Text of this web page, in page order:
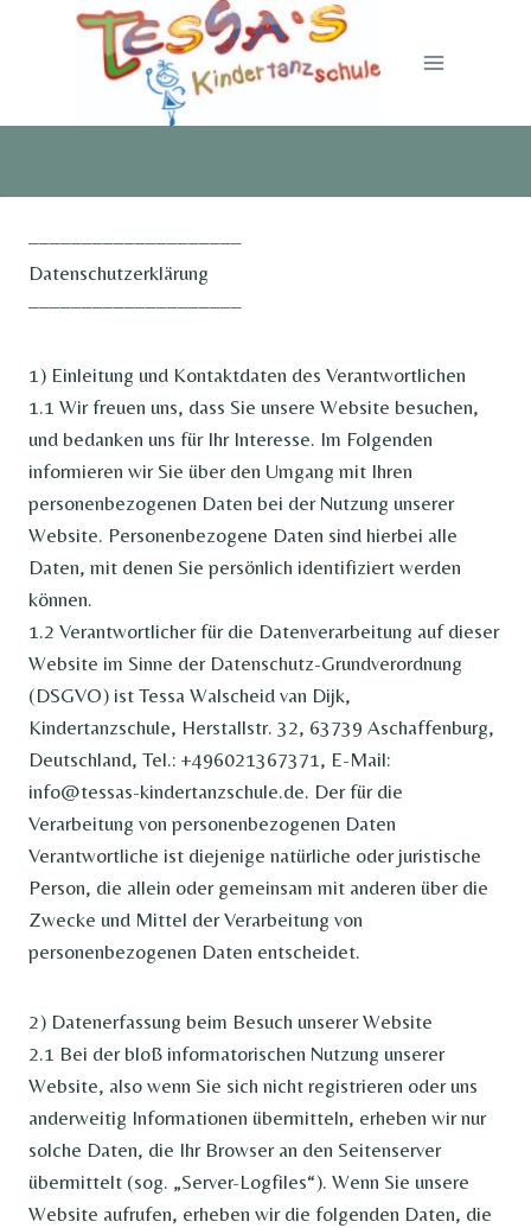
––––––––––––––––––––
Datenschutzerklärung
––––––––––––––––––––
1) Einleitung und Kontaktdaten des Verantwortlichen
1.1 Wir freuen uns, dass Sie unsere Website besuchen,
und bedanken uns für Ihr Interesse. Im Folgenden
informieren wir Sie über den Umgang mit Ihren
personenbezogenen Daten bei der Nutzung unserer
Website. Personenbezogene Daten sind hierbei alle
Daten, mit denen Sie persönlich identifiziert werden
können.
1.2 Verantwortlicher für die Datenverarbeitung auf dieser
Website im Sinne der Datenschutz-Grundverordnung
(DSGVO) ist Tessa Walscheid van Dijk,
Kindertanzschule, Herstallstr. 32, 63739 Aschaffenburg,
Deutschland, Tel.: +496021367371, E-Mail:
info@tessas-kindertanzschule.de. Der für die
Verarbeitung von personenbezogenen Daten
Verantwortliche ist diejenige natürliche oder juristische
Person, die allein oder gemeinsam mit anderen über die
Zwecke und Mittel der Verarbeitung von
personenbezogenen Daten entscheidet.
2) Datenerfassung beim Besuch unserer Website
2.1 Bei der bloß informatorischen Nutzung unserer
Website, also wenn Sie sich nicht registrieren oder uns
anderweitig Informationen übermitteln, erheben wir nur
solche Daten, die Ihr Browser an den Seitenserver
übermittelt (sog. „Server-Logfiles“). Wenn Sie unsere
Website aufrufen, erheben wir die folgenden Daten, die